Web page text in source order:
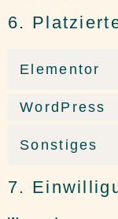
6.
Elementor
WordPress
Sonstiges
7.